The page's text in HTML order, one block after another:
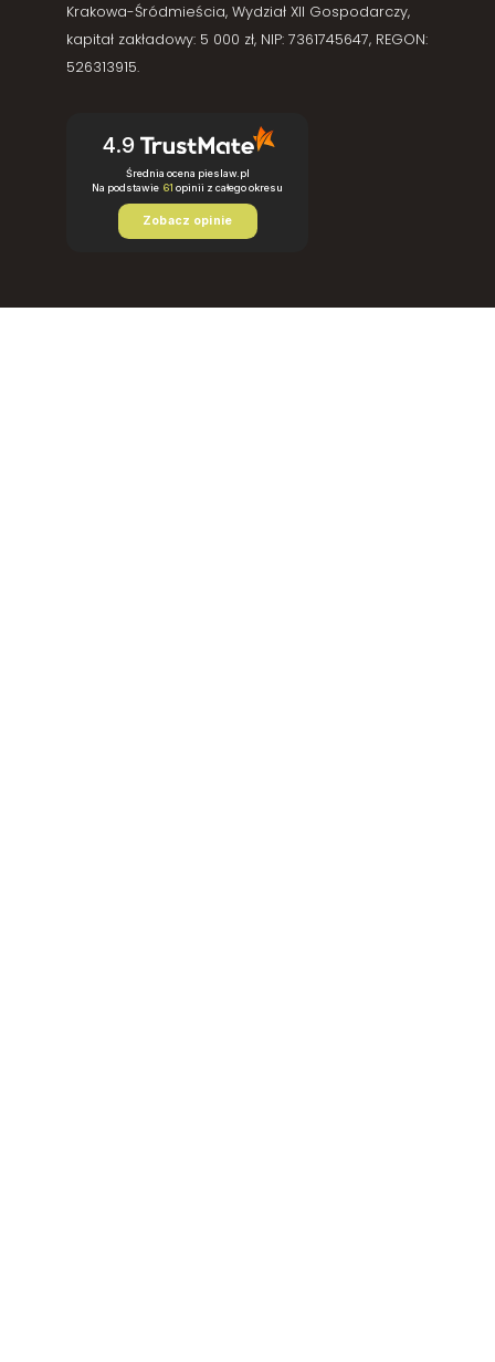
Krakowa-Śródmieścia, Wydział XII Gospodarczy,
kapitał zakładowy: 5 000 zł, NIP: 7361745647, REGON:
526313915.
4.9
Średnia ocena pieslaw.pl
Na podstawie 61 opinii z całego okresu
Zobacz opinie